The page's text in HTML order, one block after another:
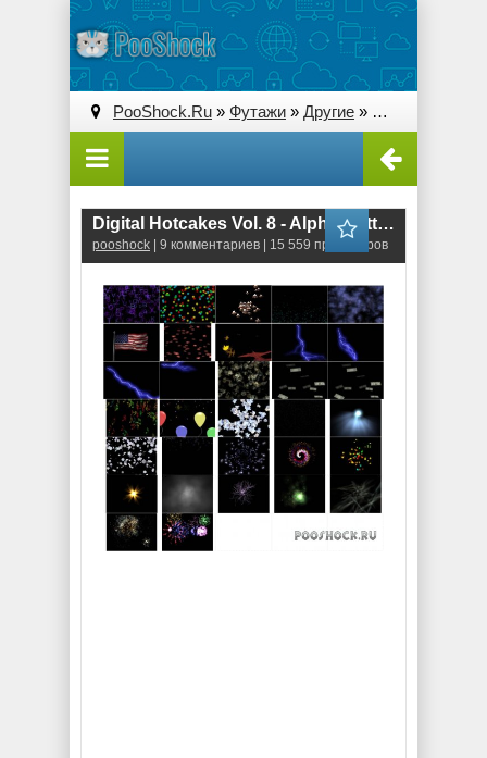
PooShock.Ru » Футажи » Другие » Digital Hotcakes Vol. 8 - Alpha Mattes
Digital Hotcakes Vol. 8 - Alpha Mattes
pooshock | 9 комментариев | 15 559 просмотров